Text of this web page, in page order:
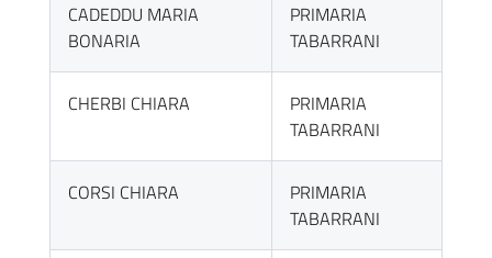
CADEDDU MARIA
BONARIA
PRIMARIA
TABARRANI
CHERBI CHIARA
PRIMARIA
TABARRANI
CORSI CHIARA
PRIMARIA
TABARRANI